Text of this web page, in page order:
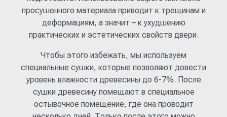
просушенного материала приводит к трещинам и
деформациям, а значит – к ухудшению
практических и эстетических свойств двери.
Чтобы этого избежать, мы используем
специальные сушки, которые позволяют довести
уровень влажности древесины до 6-7%. После
сушки древесину помещают в специальное
остывочное помещение, где она проводит